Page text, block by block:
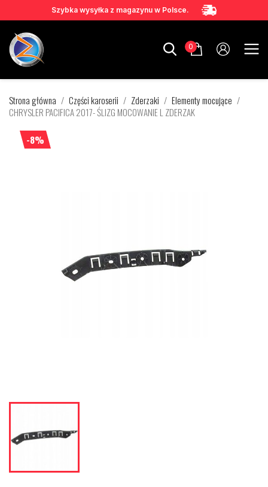
Szybka wysyłka z magazynu w Polsce.
0
Strona główna Części karoserii Zderzaki
Elementy mocujące
CHRYSLER PACIFICA 2017- ŚLIZG MOCOWANIE L ZDERZAK
-8%